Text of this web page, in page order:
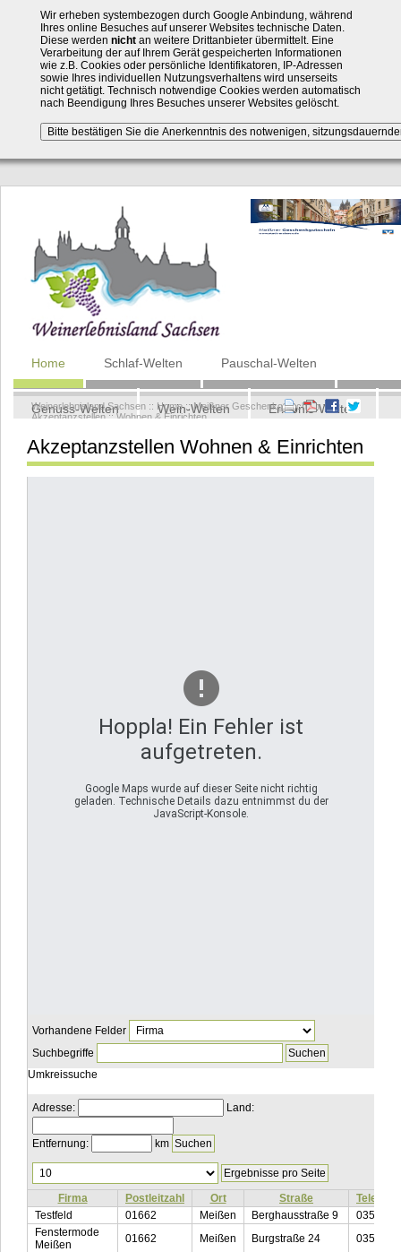
Wir erheben systembezogen durch Google Anbindung, während
Ihres online Besuches auf unserer Websites technische Daten.
Diese werden nichtan weitere Drittanbieter übermittelt. Eine
Verarbeitung der auf Ihrem Gerät gespeicherten Informationen
wie z.B. Cookies oder persönliche Identifikatoren, IP-Adressen
sowie Ihres individuellen Nutzungsverhaltens wird unserseits
nicht getätigt. Technisch notwendige Cookies werden automatisch
nach Beendigung Ihres Besuches unserer Websites gelöscht.
Navigation
überspringen
Home Schlaf-Welten Pauschal-Welten
Genuss-Welten Wein-Welten Erlebnis-Welten
Kontakt
Weinerlebnisland Sachsen :: Home::Meißner Geschenkgutschein::
Akzeptanzstellen::Wohnen & Einrichten
Akzeptanzstellen Wohnen & Einrichten
Hoppla! Ein Fehler ist
aufgetreten.
Google Maps wurde auf dieser Seite nicht richtig
geladen. Technische Details dazu entnimmst du der
JavaScript-Konsole.
Vorhandene Felder
Suchbegriffe
Umkreissuche
Adresse: Land:
Entfernung:
km
Ergebnisse
pro
Seite Firma Postleitzahl Ort Straße
Testfeld
01662 Meißen Berghausstraße 9
03521-
Fenstermode
Meißen
01662 Meißen Burgstraße 24
03521-